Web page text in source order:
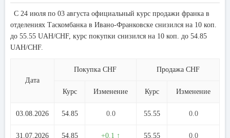
С 24 июля по 03 августа официальный курс продажи франка в
отделениях Таскомбанка в Ивано-Франковске снизился на 10 коп.
до 55.55 UAH/CHF, курс покупки снизился на 10 коп. до 54.85
UAH/CHF.
Дата
Покупка CHF Продажа CHF
Курс Изменение Курс Изменение
03.08.2026 54.85 0.0 55.55 0.0
31.07.2026 54.85 +0.1 ↑ 55.55 0.0